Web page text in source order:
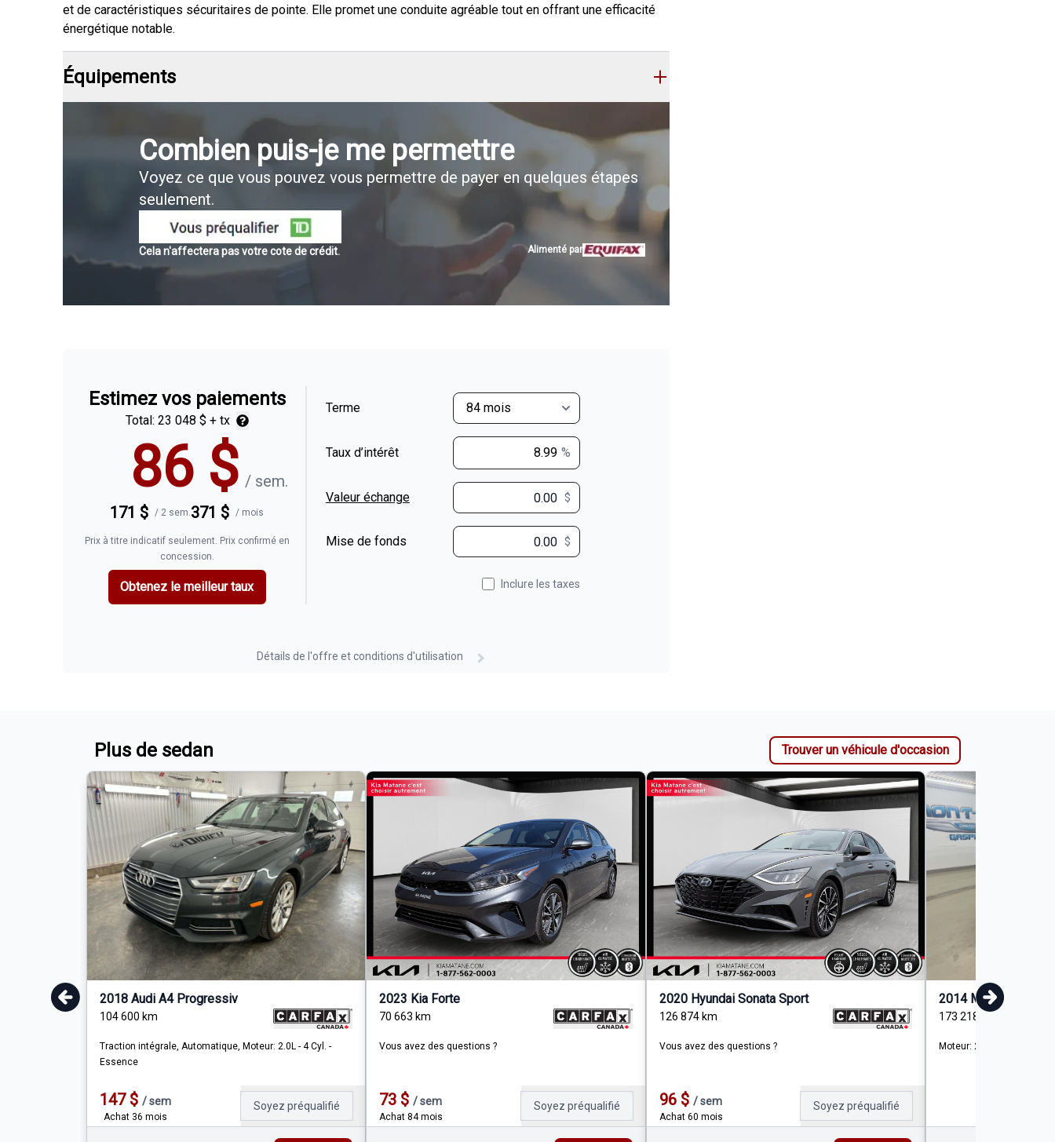
et de caractéristiques sécuritaires de pointe. Elle promet une conduite agréable tout en offrant une efficacité
énergétique notable.
Équipements
Combien puis-je me permettre
Voyez ce que vous pouvez vous permettre de payer en quelques étapes
seulement.
Cela n'affectera pas votre cote de crédit. Alimenté par
Estimez vos paiements
Total: 23 048 $ + tx
86$ / sem.
171 $ / 2 sem.371 $ / mois
Prix à titre indicatif seulement. Prix confirmé en
concession.
Obtenez le meilleur taux
Terme
Taux d’intérêt %
Valeur échange $ $
Mise de fonds $
Inclure les taxes
Détails de l'offre et conditions d'utilisation
Plus de sedan Trouver un véhicule d'occasion
2018 Audi A4 Progressiv
104 600 km
Traction intégrale, Automatique, Moteur: 2.0L - 4 Cyl. -
Essence
147$ / sem
Achat 36 mois
Soyez préqualifié
2023 Kia Forte
70 663 km
Vous avez des questions ?
73 $ /sem
Achat 84 mois
Soyez préqualifié
2020 Hyundai Sonata Sport
126 874km
Vous avez des questions ?
96$ /sem
Achat 60 mois
Soyez préqualifié
2014 Mazda
173 218
Moteur: 2.0L - 4 Cyl. -